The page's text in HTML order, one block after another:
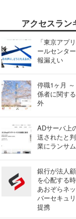
アクセスラン
「東京アプ
ールセンタ
報漏えい
停職1ヶ月
係者に関す
外
ADサーバ上
送されたと
業にランサ
銀行が法人
を心配する
あおぞらネ
バーセキュ
提携